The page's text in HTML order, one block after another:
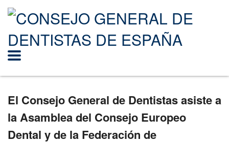
El Consejo General de Dentistas asiste a
la Asamblea del Consejo Europeo
Dental y de la Federación de